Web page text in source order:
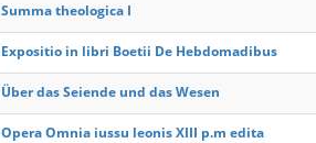
Summa theologica I
Expositio in libri Boetii De Hebdomadibus
Über das Seiende und das Wesen
Opera Omnia iussu leonis XIII p.m edita